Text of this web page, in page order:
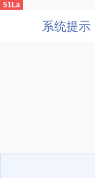
51La
系统提示